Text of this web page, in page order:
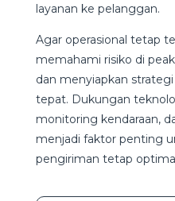
layanan ke pelanggan.
Agar operasional tetap
memahami risiko di
dan menyiapkan
tepat. Dukungan
monitoring kendaraan,
menjadi faktor penting
pengiriman tetap